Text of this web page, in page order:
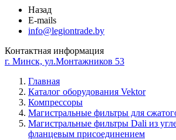
Назад
E-mails
info@legiontrade.by
Контактная информация
г. Минск, ул.Монтажников 53
Главная
Каталог оборудования Vektor
Компрессоры
Магистральные фильтры для
Магистральные фильтры Dali из
фланцевым присоединением